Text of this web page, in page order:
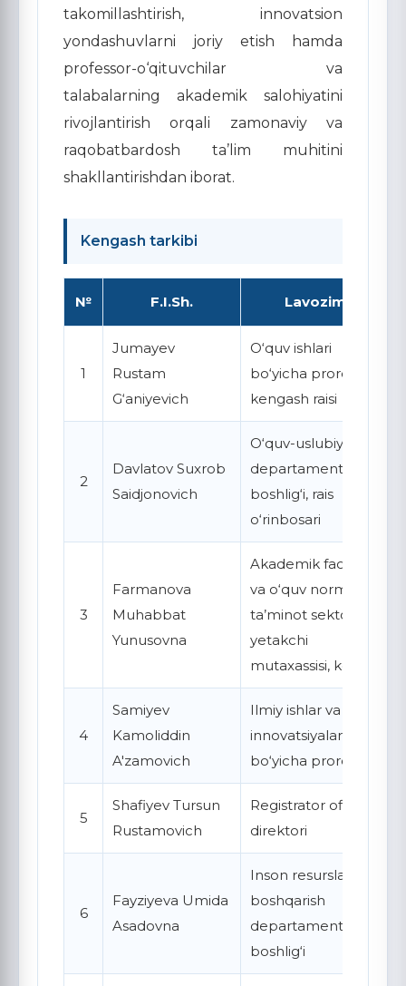
takomillashtirish, innovatsion
yondashuvlarni joriy etish hamda
professor-o‘qituvchilar va
talabalarning akademik salohiyatini
rivojlantirish orqali zamonaviy va
raqobatbardosh ta’lim muhitini
shakllantirishdan iborat.
Kengash tarkibi
№ F.I.Sh. Lavozimi
1
Jumayev
Rustam
G‘aniyevich
O‘quv ishlari
bo‘yicha prorektor,
kengash raisi
2
Davlatov Suxrob
Saidjonovich
O‘quv-uslubiy
departament
boshlig‘i, rais
o‘rinbosari
3
Farmanova
Muhabbat
Yunusovna
Akademik faoliyat
va o‘quv normativ
ta’minot sektori
yetakchi
mutaxassisi, kotiba
4
Samiyev
Kamoliddin
A'zamovich
Ilmiy ishlar va
innovatsiyalar
bo‘yicha prorektor
5
Shafiyev Tursun
Rustamovich
Registrator ofisi
direktori
6
Fayziyeva Umida
Asadovna
Inson resurslarini
boshqarish
departamenti
boshlig‘i